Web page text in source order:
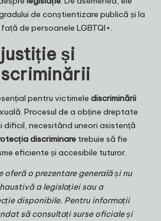
de conștientizare publică și la
de persoanele LGBTQI+.
și
pentru victimele discriminării
Procesul de a obține dreptate
dificil, necesitând uneori asistență
discriminare trebuie să fie
eficiente și accesibile tuturor.
o prezentare generală și nu
a legislației sau a
disponibile. Pentru informații
să consultați surse oficiale și